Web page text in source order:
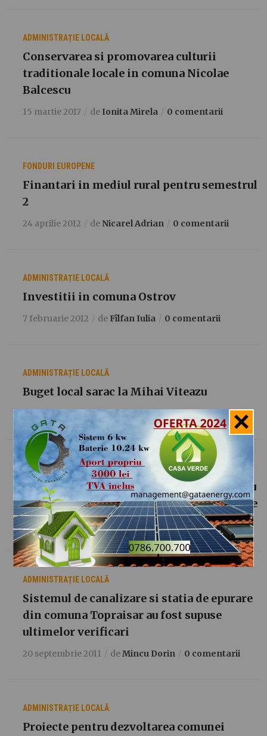
ADMINISTRAȚIE LOCALĂ
Conservarea si promovarea culturii
traditionale locale in comuna Nicolae
Balcescu
15 martie 2017 de Ionita Mirela 0 comentarii
FONDURI EUROPENE
Finantari in mediul rural pentru semestrul
2
24 aprilie 2012 deNicarel Adrian 0 comentarii
ADMINISTRAȚIE LOCALĂ
Investitii in comuna Ostrov
7 februarie 2012 de Fîlfan Iulia 0 comentarii
ADMINISTRAȚIE LOCALĂ
Buget local sarac la Mihai Viteazu
de Fîlfan Iulia 0 comentarii
ADMINISTRAȚIE LOCALĂ
Primaria Albesti asteapta finantare pentru
proiectele declarate eligibile si finantabile
4 octombrie 2011 deFîlfan Iulia 0 comentarii
ADMINISTRAȚIE LOCALĂ
Sistemul de canalizare si statia de epurare
din comuna Topraisar au fost supuse
ultimelor verificari
20 septembrie 2011 deMincu Dorin 0 comentarii
ADMINISTRAȚIE LOCALĂ
Proiecte pentru dezvoltarea comunei